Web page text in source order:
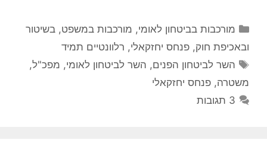
קטגוריות
מורכבות בביטחון לאומי, מורכבות במשפט, בשיטור
ובאכיפת חוק, פנחס יחזקאלי, רלוונטיים תמיד
תגיות
השר לביטחון הפנים, השר לביטחון לאומי, מפכ"ל,
משטרה, פנחס יחזקאלי
3 תגובות